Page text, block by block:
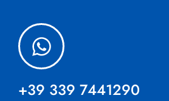
+39 339 7441290